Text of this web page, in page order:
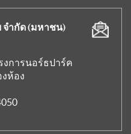
ำกัด (มหาชน)
การนอร์ธปาร์ค
ห้อง